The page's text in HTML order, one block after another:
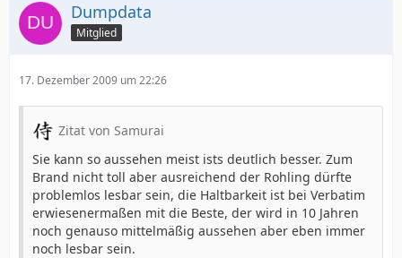
Dumpdata
Mitglied
17. Dezember 2009 um 22:26
Zitat von Samurai
Sie kann so aussehen meist ists deutlich besser. Zum
Brand nicht toll aber ausreichend der Rohling dürfte
problemlos lesbar sein, die Haltbarkeit ist bei Verbatim
erwiesenermaßen mit die Beste, der wird in 10 Jahren
noch genauso mittelmäßig aussehen aber eben immer
noch lesbar sein.